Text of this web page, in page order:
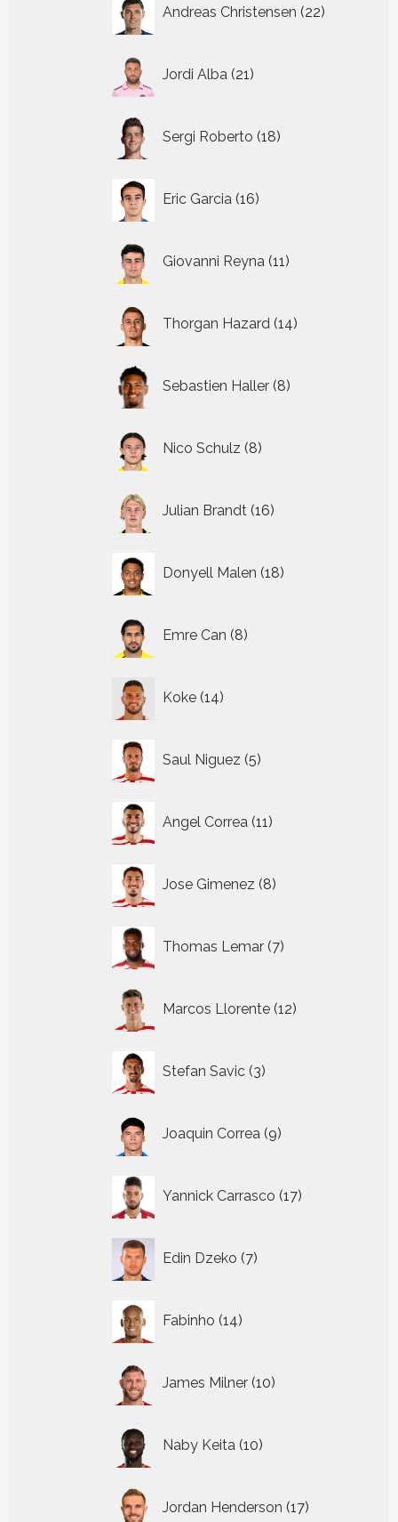
Andreas Christensen 22
producten
Jordi Alba 21
producten
Sergi Roberto 18
producten
Eric Garcia 16
producten
Giovanni Reyna 11
producten
Thorgan Hazard 14
producten
Sebastien Haller 8
producten
Nico Schulz 8
producten
Julian Brandt 16
producten
Donyell Malen 18
producten
Emre Can 8
producten
Koke 14
producten
Saul Niguez 5
producten
Angel Correa 11
producten
Jose Gimenez 8
producten
Thomas Lemar 7
producten
Marcos Llorente 12
producten
Stefan Savic 3
producten
Joaquin Correa 9
producten
Yannick Carrasco 17
producten
Edin Dzeko 7
producten
Fabinho 14
producten
James Milner 10
producten
Naby Keita 10
producten
Jordan Henderson 17
producten